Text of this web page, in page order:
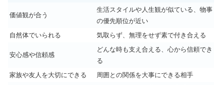
価値観が合う
生活スタイルや人生観が似ている、物事
の優先順位が近い
自然体でいられる
気取らず、無理をせず素で付き合える
安心感や信頼感
どんな時も支え合える、心から信頼でき
る
家族や友人を大切にできる
周囲との関係を大事にできる相手